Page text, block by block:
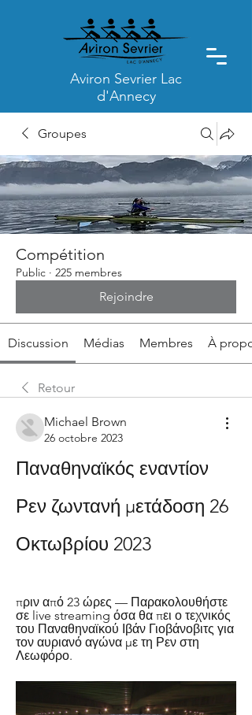
Aviron Sevrier Lac
d'Annecy
Groupes
Compétition
Public · 225 membres
Rejoindre
Discussion Médias Membres À
Retour
Michael Brown
26 octobre 2023
Παναθηναϊκός εναντίον
Ρεν ζωντανή μετάδοση 26
Οκτωβρίου 2023
πριν από 23 ώρες — Παρακολουθήστε
σε live streaming όσα θα πει ο τεχνικός
του Παναθηναϊκού Ιβάν Γιοβάνοβιτς για
τον αυριανό αγώνα με τη Ρεν στη
Λεωφόρο.